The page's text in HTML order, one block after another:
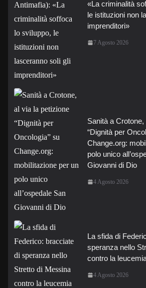
«La criminalità
le istituzioni non
imprenditori»
7 Agosto 2026
Sanità a
“Dignità per
Change.org:
polo unico
Giovanni di Dio
4 Agosto 2026
La sfida di
speranza nello
contro la
4 Agosto 2026